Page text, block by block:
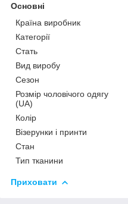
Основні
Країна виробник
Категорії
Стать
Вид виробу
Сезон
Розмір чоловічого одягу
(UA)
Колір
Візерунки і принти
Стан
Тип тканини
Приховати